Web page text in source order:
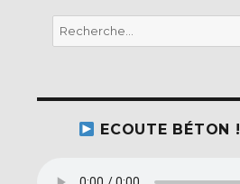
Recherche
pour :
ECOUTE BÉTON !